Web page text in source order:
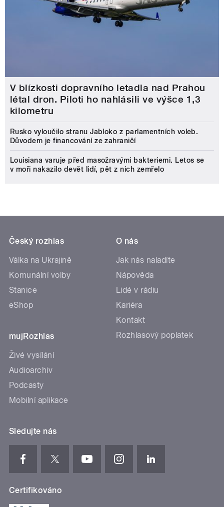
V blízkosti dopravního letadla nad Prahou
létal dron. Piloti ho nahlásili ve výšce 1,3
kilometru
Rusko vyloučilo stranu Jabloko z parlamentních voleb.
Důvodem je financování ze zahraničí
Louisiana varuje před masožravými bakteriemi. Letos se
v moři nakazilo devět lidí, pět z nich zemřelo
Český rozhlas
Válka na Ukrajině
Komunální volby
Stanice
eShop
mujRozhlas
Živé vysílání
Audioarchiv
Podcasty
Mobilní aplikace
O nás
Jak nás naladíte
Nápověda
Lidé v rádiu
Kariéra
Kontakt
Rozhlasový poplatek
Sledujte nás
Certifikováno